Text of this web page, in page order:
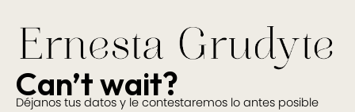
Can’t wait?
Déjanos tus datos y le contestaremos lo antes posible